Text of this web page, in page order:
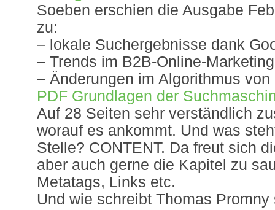
Soeben erschien die Ausgabe
zu:
– lokale Suchergebnisse dank
– Trends im B2B-Online-Marketing
– Änderungen im Algorithmus von
PDF Grundlagen der
Auf 28 Seiten sehr verständlich
worauf es ankommt. Und was
Stelle? CONTENT. Da freut sich
aber auch gerne die Kapitel zu
Metatags, Links etc.
Und wie schreibt Thomas